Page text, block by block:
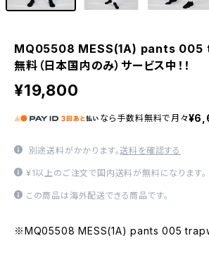
MQ05508 MESS(1A) pants 005
無料（日本国内のみ）サービス中！！
¥19,800
なら 手数料無料で 月々
別途送料がかかります。送料を確認する
¥1以上のご注文で国内送料が無料になります。
この商品は海外配送できる商品です。
※MQ05508 MESS(1A) pants 005 trapw